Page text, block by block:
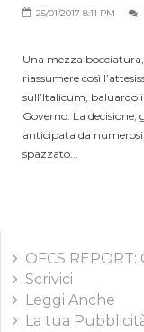
25/01/2017 8:11 PM
Una mezza
riassumere così
sull’Italicum, baluardo
Governo. La
anticipata da
spazzato...
OFCS REPORT:
Scrivici
Leggi Anche
La tua